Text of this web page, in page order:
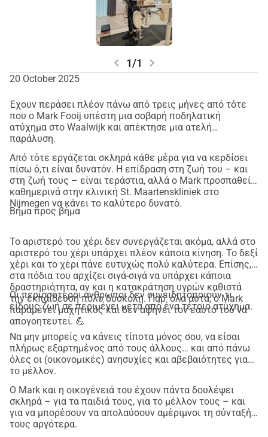
chevron_left 1/1 chevron_right
20 October 2025
Έχουν περάσει πλέον πάνω από τρεις μήνες από τότε
που ο Mark Fooij υπέστη μια σοβαρή ποδηλατική
ατύχημα στο Waalwijk και απέκτησε μια ατελή
παράλυση.
Από τότε εργάζεται σκληρά κάθε μέρα για να κερδίσει
πίσω ό,τι είναι δυνατόν. Η επίδραση στη ζωή του – και
στη ζωή τους – είναι τεράστια, αλλά ο Mark προσπαθεί
καθημερινά στην κλινική St. Maartenskliniek στο
Nijmegen να κάνει το καλύτερο δυνατό.
Βήμα προς βήμα
Το αριστερό του χέρι δεν συνεργάζεται ακόμα, αλλά στο
αριστερό του χέρι υπάρχει πλέον κάποια κίνηση. Το δεξί
χέρι και το χέρι πάνε ευτυχώς πολύ καλύτερα. Επίσης,
στα πόδια του αρχίζει σιγά-σιγά να υπάρχει κάποια
δραστηριότητα, αν και η κατακράτηση υγρών καθιστά
την εκπαίδευση πολύ δύσκολη. Παρ' όλα αυτά, ο Mark
παραμένει μαχητικός και δεν αφήνει τον εαυτό του να
απογοητευτεί. 💪
Οι περισσότεροι άνθρωποι δεν συνειδητοποιούν τι
είδους ζωή σε περιμένει μετά από ένα τέτοιο ατύχημα.
Να μην μπορείς να κάνεις τίποτα μόνος σου, να είσαι
πλήρως εξαρτημένος από τους άλλους… και από πάνω
όλες οι (οικονομικές) ανησυχίες και αβεβαιότητες για
το μέλλον.
Ο Mark και η οικογένειά του έχουν πάντα δουλέψει
σκληρά – για τα παιδιά τους, για το μέλλον τους – και
για να μπορέσουν να απολαύσουν αμέριμνοι τη σύνταξή
τους αργότερα.